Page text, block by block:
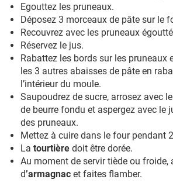
Egouttez les pruneaux.
Déposez 3 morceaux de pâte sur le
Recouvrez avec les pruneaux
Réservez le jus.
Rabattez les bords sur les pruneaux
les 3 autres abaisses de pâte en
l’intérieur du moule.
Saupoudrez de sucre, arrosez avec
de beurre fondu et aspergez avec le
des pruneaux.
Mettez à cuire dans le four pendant
La tourtière doit être dorée.
Au moment de servir tiède ou froide,
d’armagnac et faites flamber.